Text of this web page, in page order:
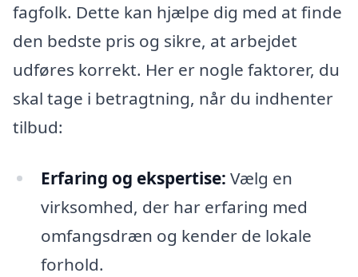
fagfolk. Dette kan hjælpe dig med at finde
den bedste pris og sikre, at arbejdet
udføres korrekt. Her er nogle faktorer, du
skal tage i betragtning, når du indhenter
tilbud:
Erfaring og ekspertise: Vælg en
virksomhed, der har erfaring med
omfangsdræn og kender de lokale
forhold.